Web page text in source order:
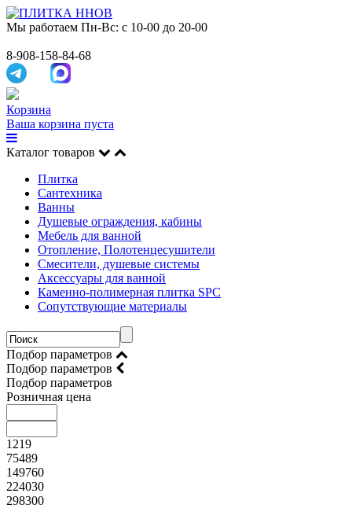
Мы работаем Пн-Вс: с 10-00 до 20-00
8-908-158-84-68
Корзина
Ваша корзина пуста
Каталог товаров
Плитка
Сантехника
Ванны
Душевые ограждения, кабины
Мебель для ванной
Отопление, Полотенцесушители
Смесители, душевые системы
Аксессуары для ванной
Каменно-полимерная плитка SPC
Сопутствующие материалы
Подбор параметров
Подбор параметров
Подбор параметров
Розничная цена
1219
75489
149760
224030
298300